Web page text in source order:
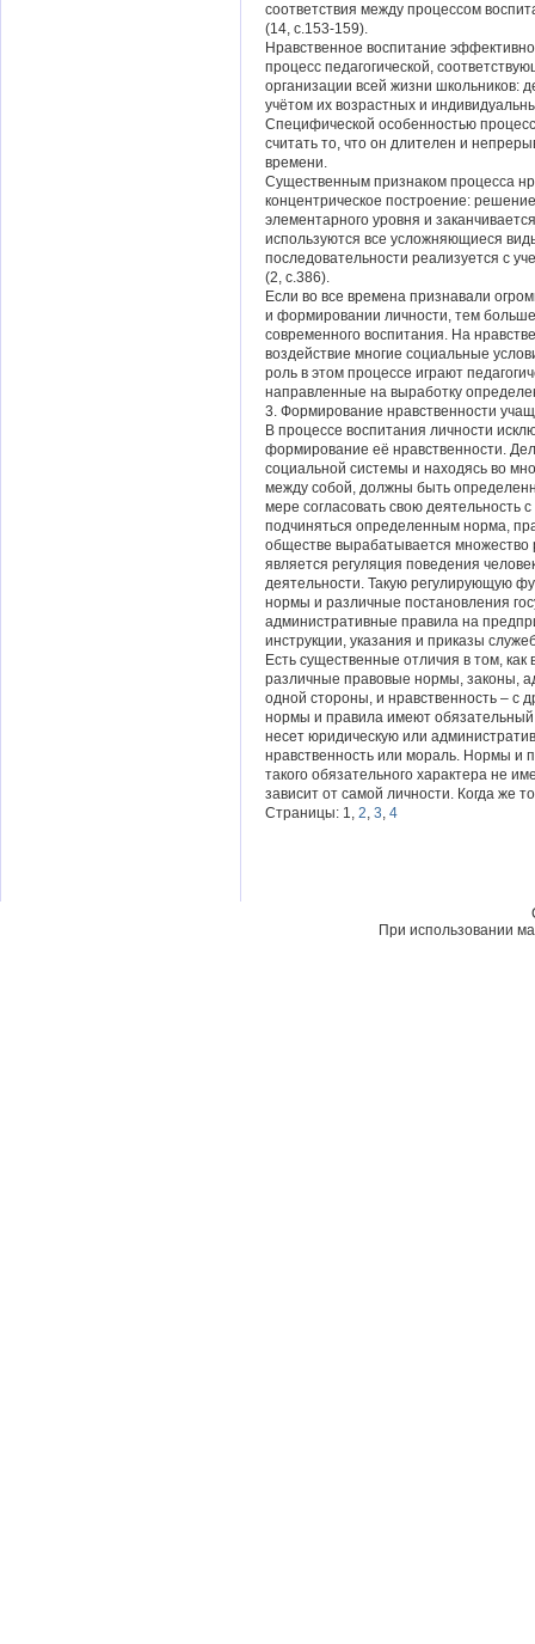
соответствия между процессом
(14, с.153-159).
Нравственное воспитание
процесс педагогической,
организации всей жизни школьников:
учётом их возрастных и
Специфической особенностью
считать то, что он длителен и
времени.
Существенным признаком процесса
концентрическое построение:
элементарного уровня и
используются все усложняющиеся
последовательности реализуется с
(2, с.386).
Если во все времена признавали
и формировании личности, тем
современного воспитания. На
воздействие многие социальные
роль в этом процессе играют
направленные на выработку
3. Формирование нравственности
В процессе воспитания личности
формирование её нравственности.
социальной системы и находясь во
между собой, должны быть
мере согласовать свою деятельность
подчиняться определенным норма,
обществе вырабатывается множество
является регуляция поведения
деятельности. Такую регулирующую
нормы и различные постановления
административные правила на
инструкции, указания и приказы
Есть существенные отличия в том,
различные правовые нормы, законы,
одной стороны, и нравственность – с
нормы и правила имеют
несет юридическую или
нравственность или мораль. Нормы и
такого обязательного характера не
зависит от самой личности. Когда же
Страницы: 1, 2, 3, 4
При использовании